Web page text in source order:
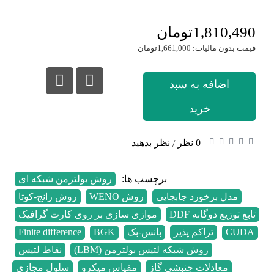
1,810,490تومان
قیمت بدون مالیات: 1,661,000تومان
اضافه به سبد
خرید
0 نظر / نظر بدهید
برچسب ها: روش بولتزمن شبکه ای
مدل برخورد جابجایی
روش WENO روش رانج-کوتا
تابع توزیع دوگانه DDF
موازی سازی بر روی کارت گرافیک
CUDA
تراکم پذیر بانس-بک BGK
Finite difference
روش شبکه لتیس بولتزمن (LBM)
نقاط لتیس
معادلات جنبشی گاز
مقیاس میکرو سلول مجازی